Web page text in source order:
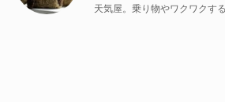
天気屋。乗り物やワクワクす